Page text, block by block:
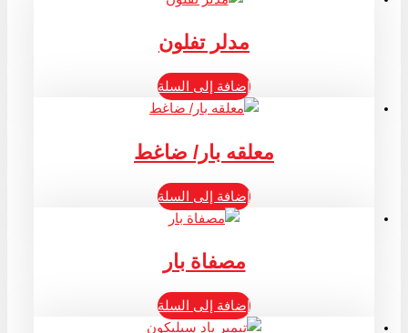
مدلر تفلون
إضافة إلى السلة
معلقه بار/ ضاغط
إضافة إلى السلة
مصفاة بار
إضافة إلى السلة